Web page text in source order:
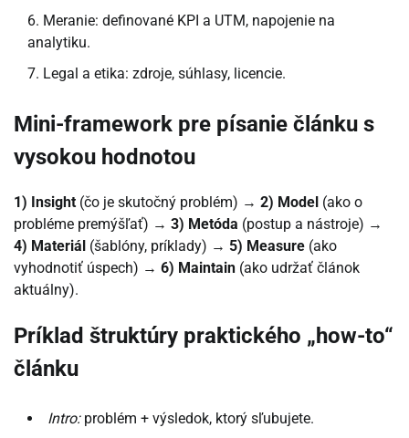
Meranie: definované KPI a UTM, napojenie na
analytiku.
Legal a etika: zdroje, súhlasy, licencie.
Mini-framework pre písanie článku s
vysokou hodnotou
1) Insight (čo je skutočný problém) → 2) Model (ako o
probléme premýšľať) → 3) Metóda (postup a nástroje) →
4) Materiál (šablóny, príklady) → 5) Measure (ako
vyhodnotiť úspech) → 6) Maintain (ako udržať článok
aktuálny).
Príklad štruktúry praktického „how-to“
článku
Intro:problém + výsledok, ktorý sľubujete.